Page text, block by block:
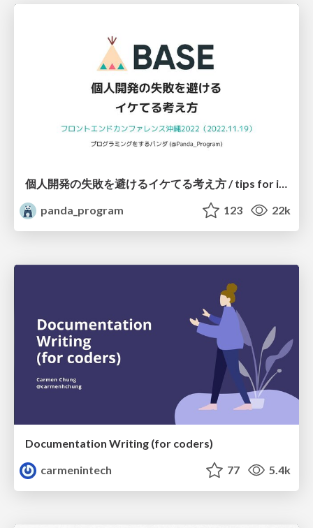
個人開発の失敗を避けるイケてる考え方 / tips for indie hackers
panda_program
123 22k
Documentation Writing (for coders)
carmenintech
77 5.4k